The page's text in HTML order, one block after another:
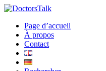
Page d’accueil
À propos
Contact